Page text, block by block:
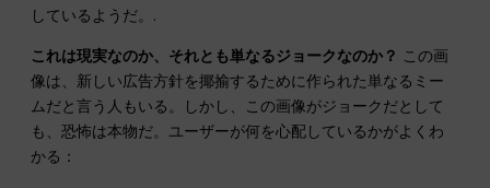
しているようだ。.
これは現実なのか、それとも単なるジョークなのか？ この画
像は、新しい広告方針を揶揄するために作られた単なるミー
ムだと言う人もいる。しかし、この画像がジョークだとして
も、恐怖は本物だ。ユーザーが何を心配しているかがよくわ
かる：